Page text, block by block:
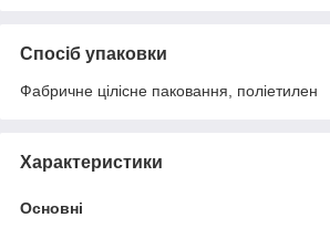
Спосіб упаковки
Фабричне цілісне паковання, поліетилен
Характеристики
Основні